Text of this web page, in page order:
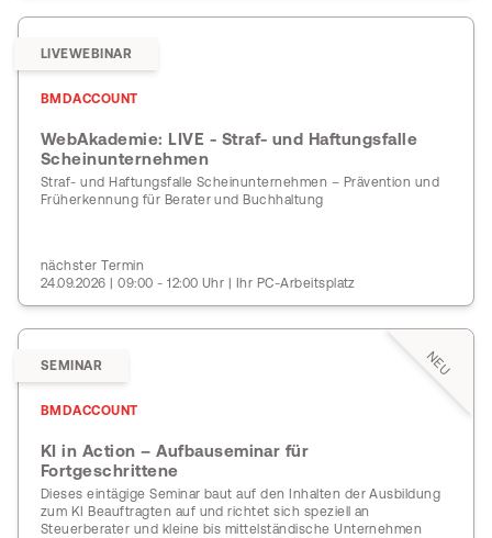
LIVEWEBINAR
BMDACCOUNT
WebAkademie: LIVE - Straf- und Haftungsfalle
Scheinunternehmen
Straf- und Haftungsfalle Scheinunternehmen – Prävention und
Früherkennung für Berater und Buchhaltung
nächster Termin
24.09.2026 | 09:00 - 12:00 Uhr | Ihr PC-Arbeitsplatz
NEU
SEMINAR
BMDACCOUNT
KI in Action – Aufbauseminar für
Fortgeschrittene
Dieses eintägige Seminar baut auf den Inhalten der Ausbildung
zum KI Beauftragten auf und richtet sich speziell an
Steuerberater und kleine bis mittelständische Unternehmen